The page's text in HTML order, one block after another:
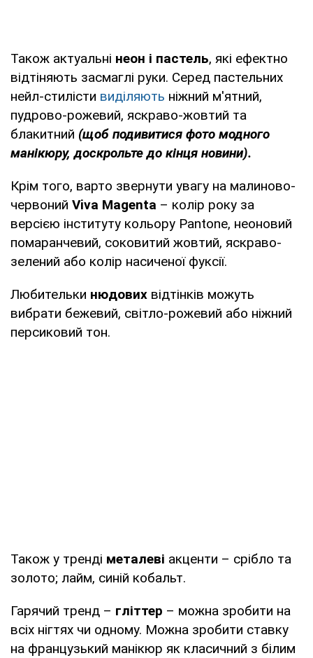
Також актуальні неон і пастель, які ефектно
відтіняють засмаглі руки. Серед пастельних
нейл-стилісти виділяють ніжний м'ятний,
пудрово-рожевий, яскраво-жовтий та
блакитний (щоб подивитися фото модного
манікюру, доскрольте до кінця новини).
Крім того, варто звернути увагу на малиново-
червоний Viva Magenta – колір року за
версією інституту кольору Pantone, неоновий
помаранчевий, соковитий жовтий, яскраво-
зелений або колір насиченої фуксії.
Любительки нюдових відтінків можуть
вибрати бежевий, світло-рожевий або ніжний
персиковий тон.
Також у тренді металеві акценти – срібло та
золото; лайм, синій кобальт.
Гарячий тренд – гліттер – можна зробити на
всіх нігтях чи одному. Можна зробити ставку
на французький манікюр як класичний з білим